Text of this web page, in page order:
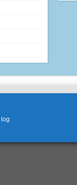
log